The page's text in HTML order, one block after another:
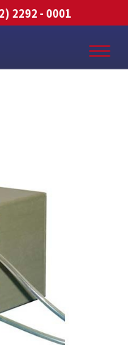
2292 - 0001